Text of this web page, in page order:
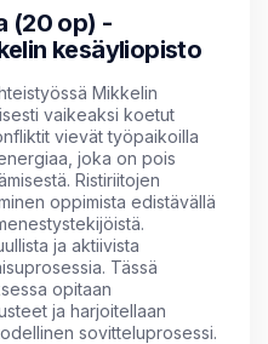
(20 op) -
kesäyliopisto
Mikkelin
vaikeaksi koetut
vievät työpaikoilla
joka on pois
Ristiriitojen
oppimista edistävällä
ja aktiivista
Tässä
opitaan
ja harjoitellaan
sovitteluprosessi.